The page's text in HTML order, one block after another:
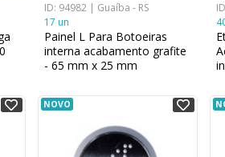
ID: 94982 | Guaíba - RS
17 un
Painel L Para Botoeiras
interna acabamento grafite
- 65 mm x 25 mm
NOVO